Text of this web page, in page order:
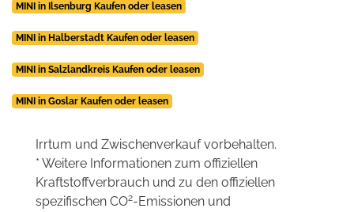
MINI in Ilsenburg Kaufen oder leasen
MINI in Halberstadt Kaufen oder leasen
MINI in Salzlandkreis Kaufen oder leasen
MINI in Goslar Kaufen oder leasen
Irrtum und Zwischenverkauf vorbehalten.
* Weitere Informationen zum offiziellen
Kraftstoffverbrauch und zu den offiziellen
spezifischen CO2-Emissionen und